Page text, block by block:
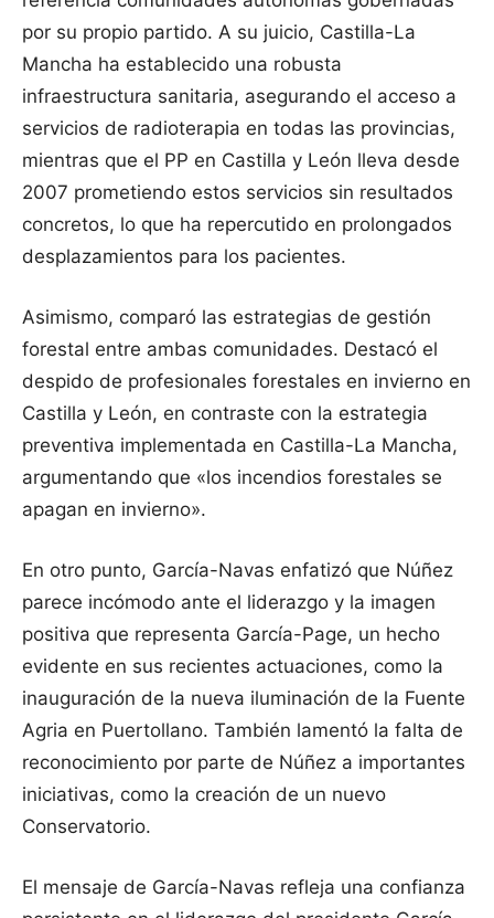
por su propio partido. A su juicio, Castilla-La
Mancha ha establecido una robusta
infraestructura sanitaria, asegurando el acceso a
servicios de radioterapia en todas las provincias,
mientras que el PP en Castilla y León lleva desde
2007 prometiendo estos servicios sin resultados
concretos, lo que ha repercutido en prolongados
desplazamientos para los pacientes.
Asimismo, comparó las estrategias de gestión
forestal entre ambas comunidades. Destacó el
despido de profesionales forestales en invierno en
Castilla y León, en contraste con la estrategia
preventiva implementada en Castilla-La Mancha,
argumentando que «los incendios forestales se
apagan en invierno».
En otro punto, García-Navas enfatizó que Núñez
parece incómodo ante el liderazgo y la imagen
positiva que representa García-Page, un hecho
evidente en sus recientes actuaciones, como la
inauguración de la nueva iluminación de la Fuente
Agria en Puertollano. También lamentó la falta de
reconocimiento por parte de Núñez a importantes
iniciativas, como la creación de un nuevo
Conservatorio.
El mensaje de García-Navas refleja una confianza